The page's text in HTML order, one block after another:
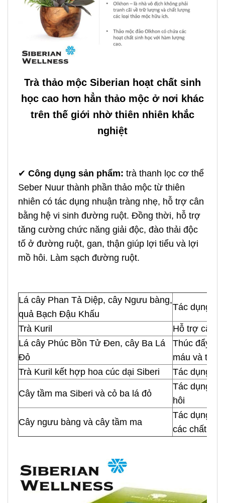
Trà thảo mộc Siberian hoạt chất sinh
học cao hơn hẳn thảo mộc ở nơi khác
trên thế giới nhờ thiên nhiên khắc
nghiệt
✔ Công dụng sản phẩm: trà thanh lọc cơ thể
Seber Nuur thành phần thảo mộc từ thiên
nhiên có tác dụng nhuận tràng nhẹ, hỗ trợ cân
bằng hệ vi sinh đường ruột. Đồng thời, hỗ trợ
tăng cường chức năng giải độc, đào thải độc
tố ở đường ruột, gan, thận giúp lợi tiểu và lợi
mồ hôi. Làm sạch đường ruột.
Lá cây Phan Tả Diệp, cây Ngưu bàng,
quả Bạch Đậu Khấu
Tác dụng
Trà Kuril
Hỗ trợ cân
Lá cây Phúc Bồn Tử Đen, cây Ba Lá
Đỏ
Thúc đẩy
máu và tế
Trà Kuril kết hợp hoa cúc dại Siberi
Tác dụng
Cây tầm ma Siberi và cỏ ba lá đỏ
Tác dụng
hôi
Cây ngưu bàng và cây tầm ma
Tác dụng
các chất